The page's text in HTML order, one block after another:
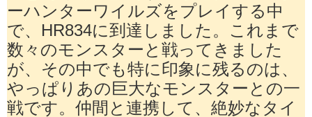
ーハンターワイルズをプレイする中
で、HR834に到達しました。これまで
数々のモンスターと戦ってきました
が、その中でも特に印象に残るのは、
やっぱりあの巨大なモンスターとの一
戦です。仲間と連携して、絶妙なタイ